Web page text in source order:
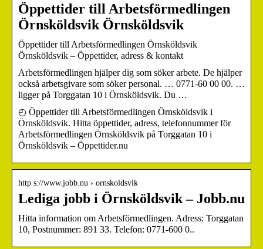
Öppettider till Arbetsförmedlingen
Örnsköldsvik Örnsköldsvik
Öppettider till Arbetsförmedlingen Örnsköldsvik
Örnsköldsvik – Öppettider, adress & kontakt
Arbetsförmedlingen hjälper dig som söker arbete. De hjälper
också arbetsgivare som söker personal. … 0771-60 00 00. …
ligger på Torggatan 10 i Örnsköldsvik. Du …
◴ Öppettider till Arbetsförmedlingen Örnsköldsvik i
Örnsköldsvik. Hitta öppettider, adress, telefonnummer för
Arbetsförmedlingen Örnsköldsvik på Torggatan 10 i
Örnsköldsvik – Öppettider.nu
http s://www.jobb.nu › ornskoldsvik
Lediga jobb i Örnsköldsvik – Jobb.nu
Hitta information om Arbetsförmedlingen. Adress: Torggatan
10, Postnummer: 891 33. Telefon: 0771-600 0..